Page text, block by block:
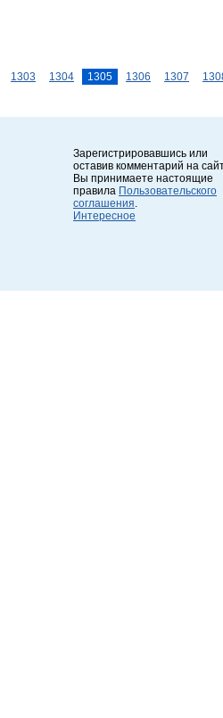
1303 1304 1305 1306 1307
Зарегистрировавшись или
оставив комментарий на
Вы принимаете настоящие
правила Пользовательского
соглашения
Интересное